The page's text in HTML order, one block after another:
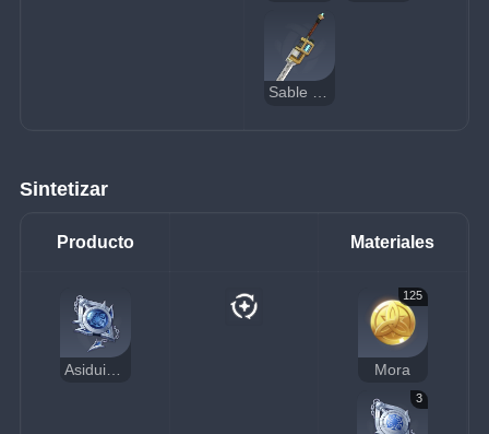
Sable de la Dársena
Sintetizar
Producto Materiales
Asiduidad de Senescal
125
Mora
3